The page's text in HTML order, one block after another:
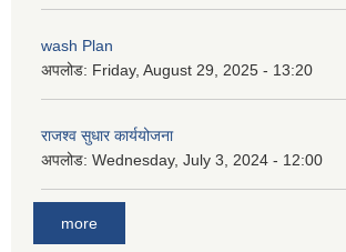
wash Plan
अपलोड: Friday, August 29, 2025 - 13:20
राजश्व सुधार कार्ययोजना
अपलोड: Wednesday, July 3, 2024 - 12:00
more